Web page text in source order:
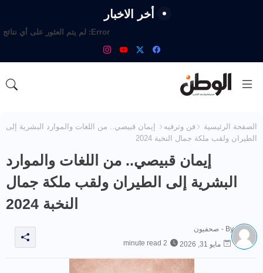
أخر الاخبار
Error: لم يتم العثور على أي نتائج
الصفحة الرئيسية فن وترفيه
إيمان قبيصي.. من اللغات والموارد البشرية إلى
الطيران ولقب ملكة جمال النخبة 2024
إيمان قبيصي.. من اللغات والموارد
البشرية إلى الطيران ولقب ملكة جمال
النخبة 2024
By -
صحفيون
مايو 31, 2026
2 minute read